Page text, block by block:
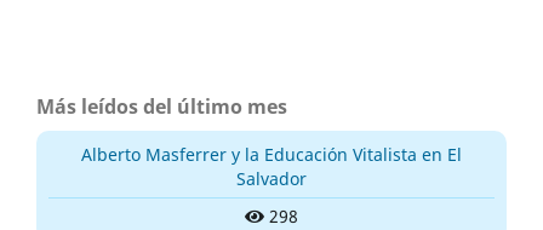
Más leídos del último mes
Alberto Masferrer y la Educación Vitalista en El
Salvador
298